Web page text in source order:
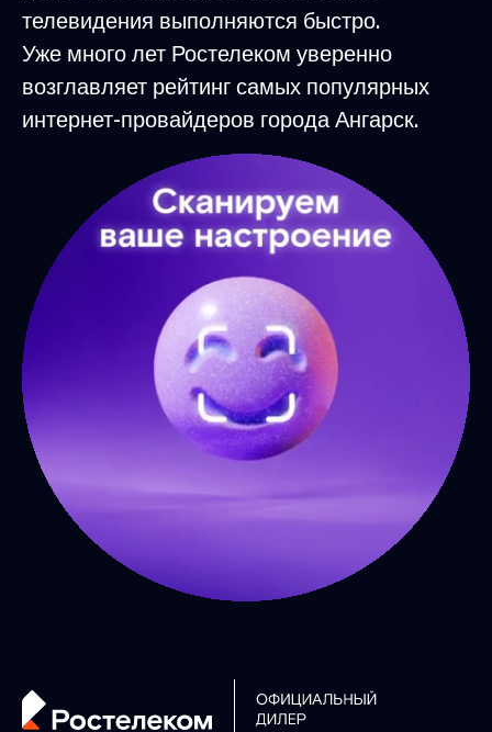
телевидения выполняются быстро.
Уже много лет Ростелеком уверенно
возглавляет рейтинг самых популярных
интернет-провайдеров города Ангарск.